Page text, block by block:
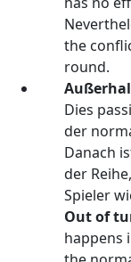
the
round.
Dies
der
Danach
der
Spieler
Out of
happens